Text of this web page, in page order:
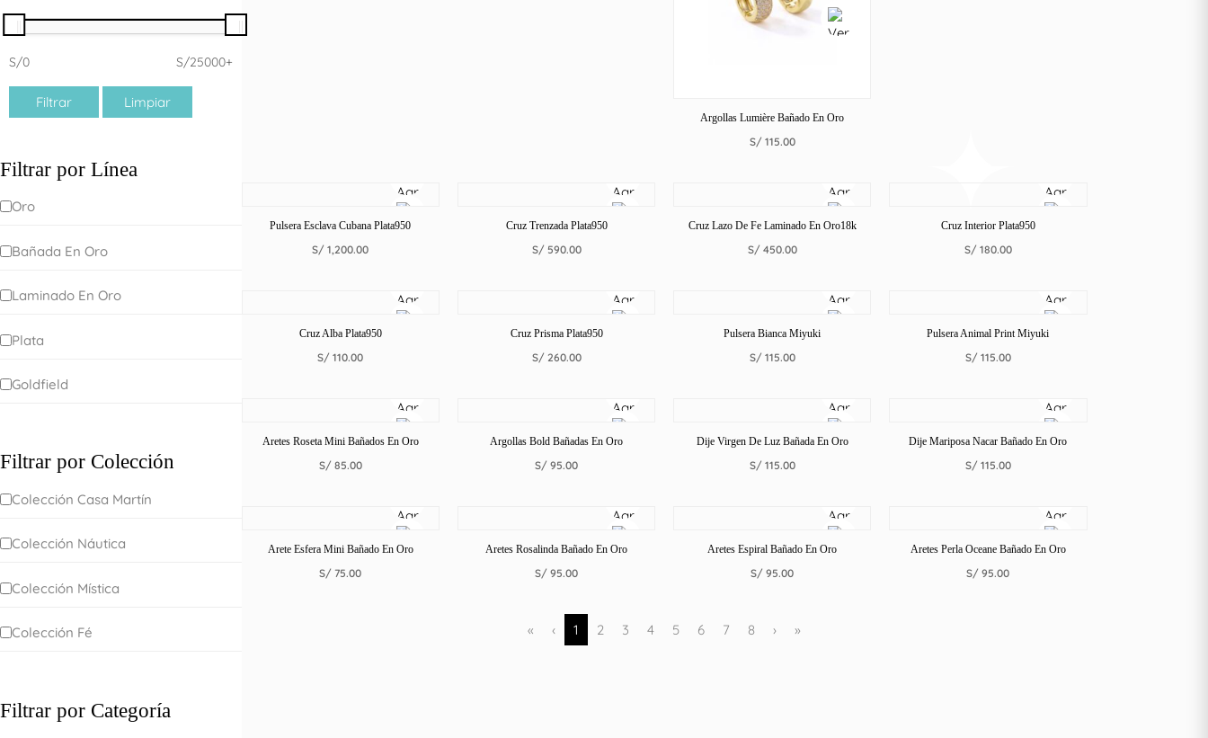
S/0 S/25000+
Filtrar Limpiar
Filtrar por Línea
Oro
Bañada En Oro
Laminado En Oro
Plata
Goldfield
Filtrar por Colección
Colección Casa Martín
Colección Náutica
Colección Mística
Colección Fé
Filtrar por Categoría
Argollas Lumière Bañado En Oro
S/ 115.00
Pulsera Esclava Cubana Plata950
S/ 1,200.00
Cruz Trenzada Plata950
S/ 590.00
Cruz Lazo De Fe Laminado En Oro18k
S/ 450.00
Cruz Interior Plata950
S/ 180.00
Cruz Alba Plata950
S/ 110.00
Cruz Prisma Plata950
S/ 260.00
Pulsera Bianca Miyuki
S/ 115.00
Pulsera Animal Print Miyuki
S/ 115.00
Aretes Roseta Mini Bañados En Oro
S/ 85.00
Argollas Bold Bañadas En Oro
S/ 95.00
Dije Virgen De Luz Bañada En Oro
S/ 115.00
Dije Mariposa Nacar Bañado En Oro
S/ 115.00
Arete Esfera Mini Bañado En Oro
S/ 75.00
Aretes Rosalinda Bañado En Oro
S/ 95.00
Aretes Espiral Bañado En Oro
S/ 95.00
Aretes Perla Oceane Bañado En Oro
S/ 95.00
« ‹ 1 2 3 4 5 6 7 8 › »